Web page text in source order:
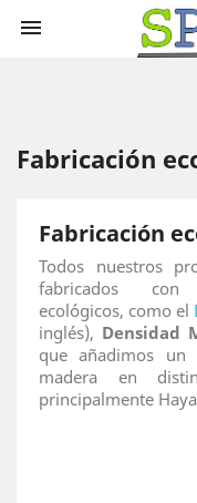

Fabricación
Fabricación
Todos nuestros
fabricados con
ecológicos, como el
inglés), Densidad
que añadimos un
madera en
principalmente